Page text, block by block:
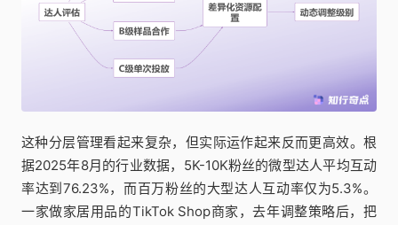
这种分层管理看起来复杂，但实际运作起来反而更高效。根
据2025年8月的行业数据，5K-10K粉丝的微型达人平均互动
率达到76.23%，而百万粉丝的大型达人互动率仅为5.3%。
一家做家居用品的TikTok Shop商家，去年调整策略后，把